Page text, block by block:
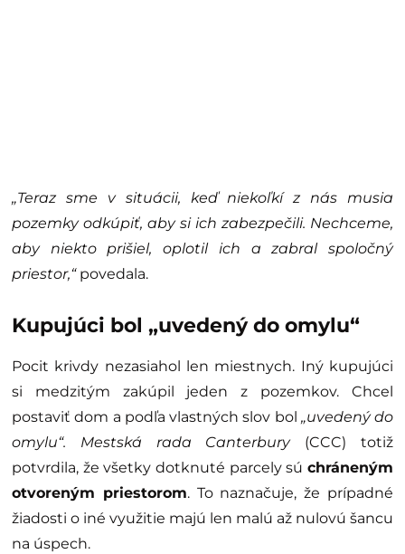
„Teraz sme v situácii, keď niekoľkí z nás musia
pozemky odkúpiť, aby si ich zabezpečili. Nechceme,
aby niekto prišiel, oplotil ich a zabral spoločný
priestor,“povedala.
Kupujúci bol „uvedený do omylu“
Pocit krivdy nezasiahol len miestnych. Iný kupujúci
si medzitým zakúpil jeden z pozemkov. Chcel
postaviť dom a podľa vlastných slov bol „uvedený do
omylu“.
Mestská rada Canterbury (CCC) totiž
potvrdila, že všetky dotknuté parcely sú chráneným
otvoreným priestorom. To naznačuje, že prípadné
žiadosti o iné využitie majú len malú až nulovú šancu
na úspech.